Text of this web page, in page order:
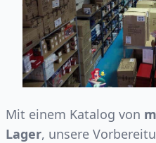
Mit einem Katalog von
Lager, unsere